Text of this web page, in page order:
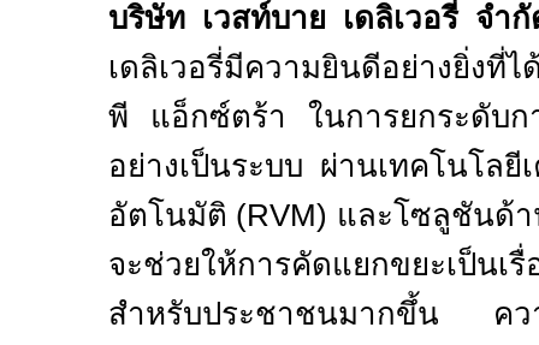
บริษัท เวสท์บาย เดลิเวอรี่ จำกั
เดลิเวอรี่มีความยินดีอย่างยิ่งที่
พี แอ็กซ์ตร้า ในการยกระดับก
อย่างเป็นระบบ ผ่านเทคโนโล
อัตโนมัติ (RVM) และโซลูชันด้า
จะช่วยให้การคัดแยกขยะเป็นเรื่
สำหรับประชาชนมากขึ้น ควา